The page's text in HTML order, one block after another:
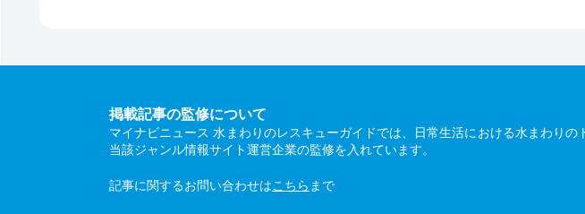
掲載記事の監修について
マイナビニュース 水まわりのレスキューガイドでは、日常生活における水まわり
当該ジャンル情報サイト運営企業の監修を入れています。
記事に関するお問い合わせはこちら まで